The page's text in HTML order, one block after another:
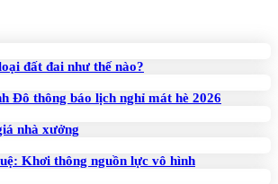
đất đai như thế nào?
Đô thông báo lịch nghỉ mát hè 2026
nhà xưởng
Khơi thông nguồn lực vô hình